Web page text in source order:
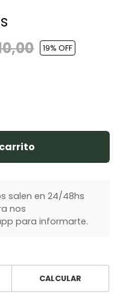
19% OFF
salen en 24/48hs
nos
para informarte.
CALCULAR